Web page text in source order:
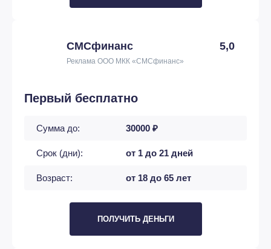
СМСфинанс 5,0
Реклама ООО МКК «СМСфинанс»
Первый бесплатно
Сумма до: 30000 ₽
Срок (дни): от 1 до 21 дней
Возраст: от 18 до 65 лет
ПОЛУЧИТЬ ДЕНЬГИ